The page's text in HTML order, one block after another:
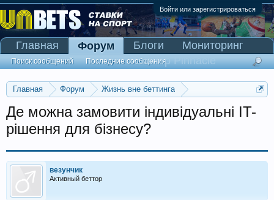
Войти или зарегистрироваться
Главная Форум
Жизнь вне беттинга
Де можна замовити індивідуальні IT-
рішення для бізнесу?
везунчик
Активный беттор
Главная Форум
Поиск сообщений Последние сообщения
Блоги
Мониторинг
Сканер Pinnacle